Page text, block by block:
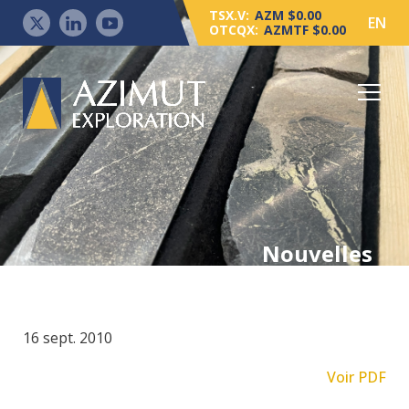
TSX.V: AZM $0.00
OTCQX: AZMTF $0.00 EN
Nouvelles
16 sept. 2010
Voir PDF